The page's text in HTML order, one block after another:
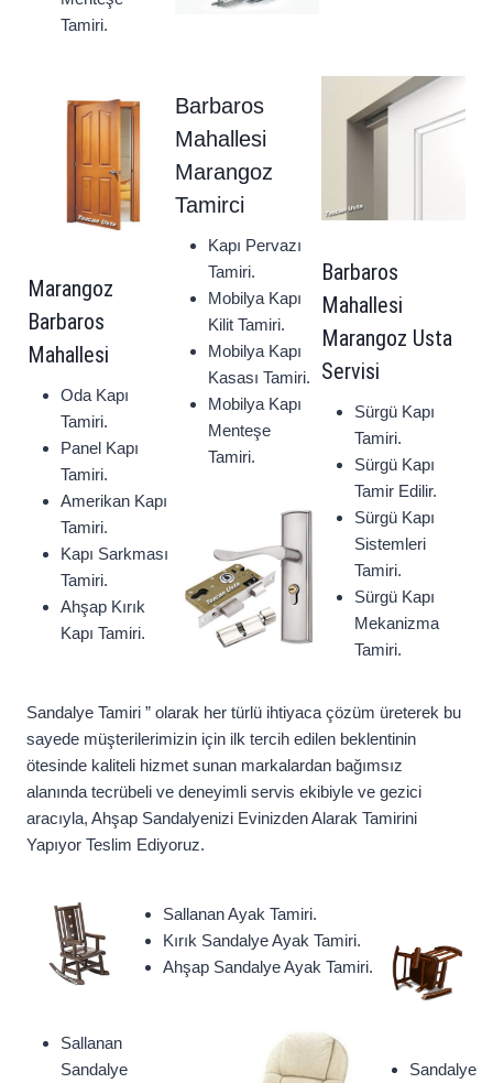
Tamiri.
Marangoz
Barbaros
Mahallesi
Oda Kapı
Tamiri.
Panel Kapı
Tamiri.
Amerikan Kapı
Tamiri.
Kapı Sarkması
Tamiri.
Ahşap Kırık
Kapı Tamiri.
Barbaros
Mahallesi
Marangoz
Tamirci
Kapı Pervazı
Tamiri.
Mobilya Kapı
Kilit Tamiri.
Mobilya Kapı
Kasası Tamiri.
Mobilya Kapı
Menteşe
Tamiri.
Barbaros
Mahallesi
Marangoz Usta
Servisi
Sürgü Kapı
Tamiri.
Sürgü Kapı
Tamir Edilir.
Sürgü Kapı
Sistemleri
Tamiri.
Sürgü Kapı
Mekanizma
Tamiri.
Sandalye Tamiri ” olarak her türlü ihtiyaca çözüm üreterek bu
sayede müşterilerimizin için ilk tercih edilen beklentinin
ötesinde kaliteli hizmet sunan markalardan bağımsız
alanında tecrübeli ve deneyimli servis ekibiyle ve gezici
aracıyla, Ahşap Sandalyenizi Evinizden Alarak Tamirini
Yapıyor Teslim Ediyoruz.
Sallanan
Sandalye
Sallanan Ayak Tamiri.
Kırık Sandalye Ayak Tamiri.
Ahşap Sandalye Ayak Tamiri.
Sandalye